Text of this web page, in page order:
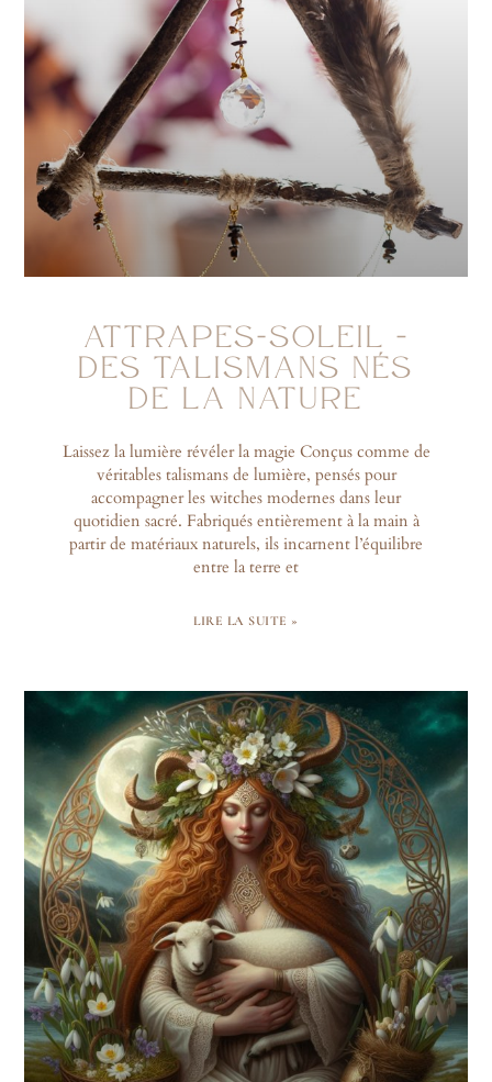
ATTRAPES-SOLEIL –
DES TALISMANS NÉS
DE LA NATURE
Laissez la lumière révéler la magie Conçus comme de
véritables talismans de lumière, pensés pour
accompagner les witches modernes dans leur
quotidien sacré. Fabriqués entièrement à la main à
partir de matériaux naturels, ils incarnent l’équilibre
entre la terre et
LIRE LA SUITE »